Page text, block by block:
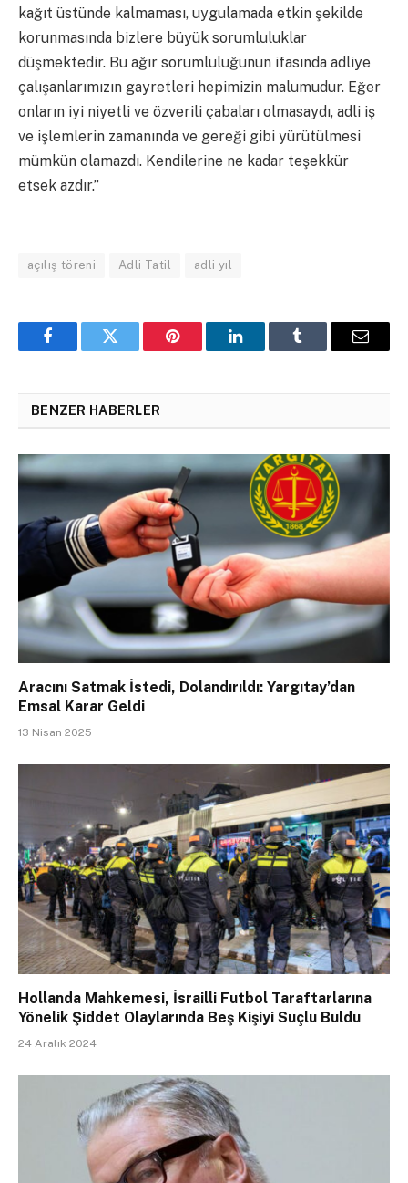
kağıt üstünde kalmaması, uygulamada etkin şekilde
korunmasında bizlere büyük sorumluluklar
düşmektedir. Bu ağır sorumluluğunun ifasında adliye
çalışanlarımızın gayretleri hepimizin malumudur. Eğer
onların iyi niyetli ve özverili çabaları olmasaydı, adli iş
ve işlemlerin zamanında ve gereği gibi yürütülmesi
mümkün olamazdı. Kendilerine ne kadar teşekkür
etsek azdır.”
açılış töreni Adli Tatil adli yıl
FacebookTwitter Pinterest LinkedInTumblr Email
BENZER HABERLER
Aracını Satmak İstedi, Dolandırıldı: Yargıtay’dan
Emsal Karar Geldi
13 Nisan 2025
Hollanda Mahkemesi, İsrailli Futbol Taraftarlarına
Yönelik Şiddet Olaylarında Beş Kişiyi Suçlu Buldu
24 Aralık 2024